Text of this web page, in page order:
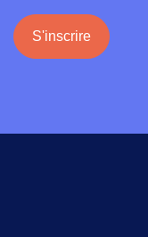
S'inscrire